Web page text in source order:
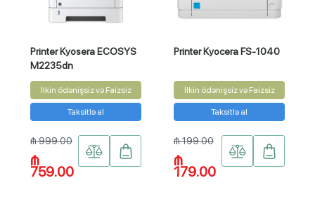
Printer Kyosera ECOSYS
M2235dn
İlkin ödənişsiz və Faizsiz
Taksitlə al
₼ 999.00
₼
759.00
Printer Kyocera FS-1040
İlkin ödənişsiz və Faizsiz
Taksitlə al
₼ 199.00
₼
179.00